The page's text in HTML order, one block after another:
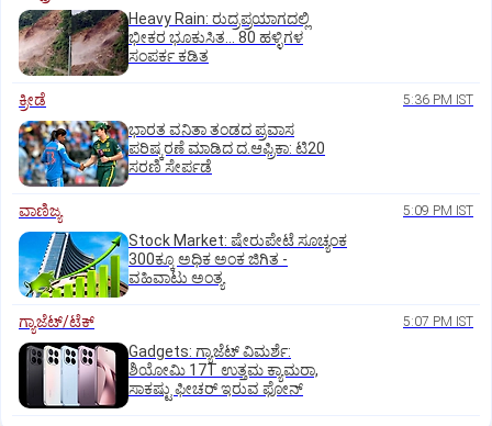
Heavy Rain: ರುದ್ರಪ್ರಯಾಗದಲ್ಲಿ
ಭೀಕರ ಭೂಕುಸಿತ... 80 ಹಳ್ಳಿಗಳ
ಸಂಪರ್ಕ ಕಡಿತ
ಕ್ರೀಡೆ 5:36 PM IST
ಭಾರತ ವನಿತಾ ತಂಡದ ಪ್ರವಾಸ
ಪರಿಷ್ಕರಣೆ ಮಾಡಿದ ದ.ಆಫ್ರಿಕಾ: ಟಿ20
ಸರಣಿ ಸೇರ್ಪಡೆ
ವಾಣಿಜ್ಯ 5:09 PM IST
Stock Market: ಷೇರುಪೇಟೆ ಸೂಚ್ಯಂಕ
300ಕ್ಕೂ ಅಧಿಕ ಅಂಕ ಜಿಗಿತ -
ವಹಿವಾಟು ಅಂತ್ಯ
ಗ್ಯಾಜೆಟ್/ಟೆಕ್ 5:07 PM IST
Gadgets: ಗ್ಯಾಜೆಟ್ ವಿಮರ್ಶೆ:
ಶಿಯೋಮಿ 17T ಉತ್ತಮ ಕ್ಯಾಮರಾ,
ಸಾಕಷ್ಟು ಫೀಚರ್ ಇರುವ ಫೋನ್